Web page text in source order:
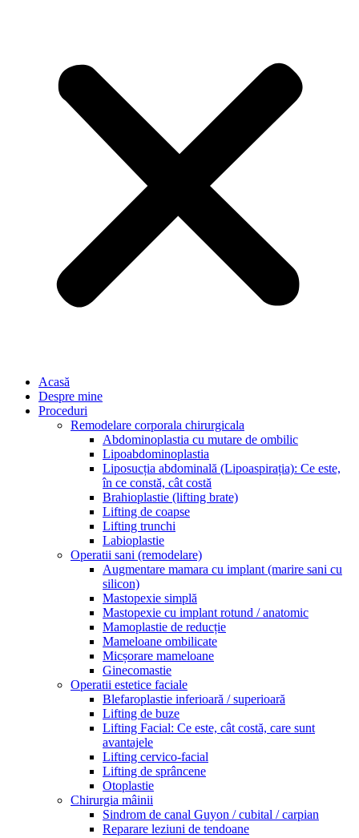
Acasă
Despre mine
Proceduri
Remodelare corporala chirurgicala
Abdominoplastia cu mutare de ombilic
Lipoabdominoplastia
Liposucția abdominală (Lipoaspirația): Ce este,
în ce constă, cât costă
Brahioplastie (lifting brate)
Lifting de coapse
Lifting trunchi
Labioplastie
Operatii sani (remodelare)
Augmentare mamara cu implant (marire sani cu
silicon)
Mastopexie simplă
Mastopexie cu implant rotund / anatomic
Mamoplastie de reducție
Mameloane ombilicate
Micșorare mameloane
Ginecomastie
Operatii estetice faciale
Blefaroplastie inferioară / superioară
Lifting de buze
Lifting Facial: Ce este, cât costă, care sunt
avantajele
Lifting cervico-facial
Lifting de sprâncene
Otoplastie
Chirurgia mâinii
Sindrom de canal Guyon / cubital / carpian
Reparare leziuni de tendoane